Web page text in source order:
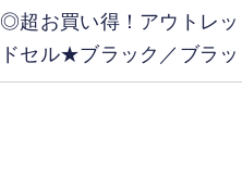
◎超お買い得！アウトレ
ドセル★ブラック／ブラ